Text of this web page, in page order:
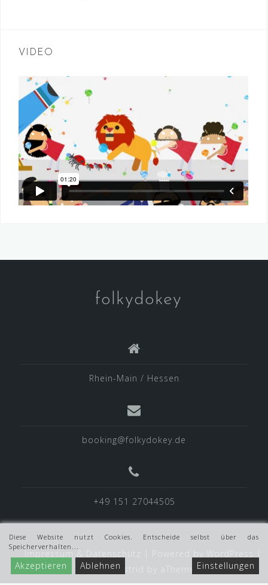
VIDEO
folkydokey
Rhein-Main / Hessen
booking@folkydokey.de
+49 151 27044505
Impressum & Datenschutz Powered by WordPress
Theme:Astrid by aThemes.
Diese Website nutzt Cookies. Entscheide selbst über das
Speicherverhalten...
Akzeptieren Ablehnen Einstellungen